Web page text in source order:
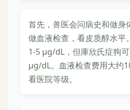
首先，兽医会问病史和做身
做血液检查，看皮质醇水平
1-5 μg/dL，但庫欣氏症狗
μg/dL。血液检查费用大约
看医院等级。